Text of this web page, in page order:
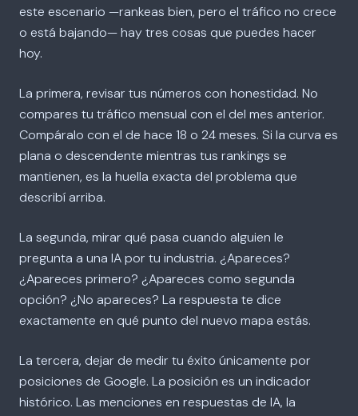
este escenario —rankeas bien, pero el tráfico no crece
o está bajando— hay tres cosas que puedes hacer
hoy.
La primera, revisar tus números con honestidad. No
compares tu tráfico mensual con el del mes anterior.
Compáralo con el de hace 18 o 24 meses. Si la curva es
plana o descendente mientras tus rankings se
mantienen, es la huella exacta del problema que
describí arriba.
La segunda, mirar qué pasa cuando alguien le
pregunta a una IA por tu industria. ¿Apareces?
¿Apareces primero? ¿Apareces como segunda
opción? ¿No apareces? La respuesta te dice
exactamente en qué punto del nuevo mapa estás.
La tercera, dejar de medir tu éxito únicamente por
posiciones de Google. La posición es un indicador
histórico. Las menciones en respuestas de IA, la